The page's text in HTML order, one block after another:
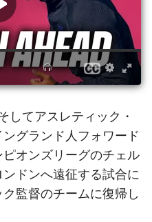
してアスレティック・
グランド人フォワード
オンズリーグのチェル
ドンへ遠征する試合に
監督のチームに復帰し